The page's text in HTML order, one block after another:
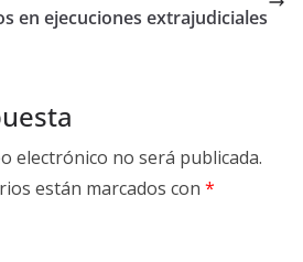
en ejecuciones extrajudiciales
electrónico no será publicada.
están marcados con *